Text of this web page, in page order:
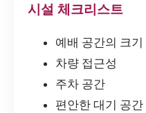
시설 체크리스트
예배 공간의 크기
차량 접근성
주차 공간
편안한 대기 공간